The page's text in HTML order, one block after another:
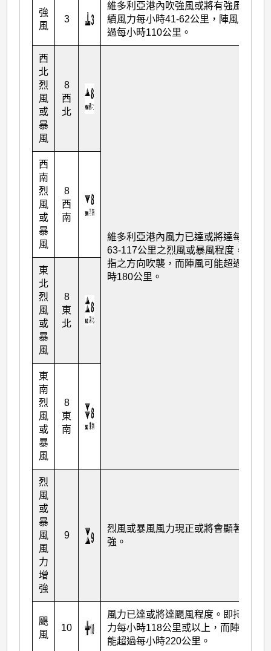
強
風
3
維多利亞港內吹強風或將有強風，持
續風力每小時41-62公里，陣風可能超
過每小時110公里。
西
北
烈
風
或
暴
風
8
西
北
維多利亞港內風力已達或將達每小時
63-117公里之烈風或暴風程度，由所
指之方向吹襲，而陣風可能超過每小
時180公里。
西
南
烈
風
或
暴
風
8
西
南
東
北
烈
風
或
暴
風
8
東
北
東
南
烈
風
或
暴
風
8
東
南
烈
風
或
暴
風
風
力
增
強
9
烈風或暴風風力現正或將會顯著增
強。
颶
風
10
風力已達或將達颶風程度。即持續風
力每小時118公里或以上，而陣風可
能超過每小時220公里。